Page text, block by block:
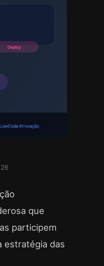
que
participem
estratégia das